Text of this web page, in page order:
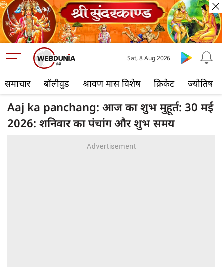
समाचार बॉलीवुड श्रावण मास विशेष क्रिकेट ज्योतिष
Sat, 8 Aug 2026
Aaj ka panchang: आज का शुभ मुहूर्त: 30 मई
2026: शनिवार का पंचांग और शुभ समय